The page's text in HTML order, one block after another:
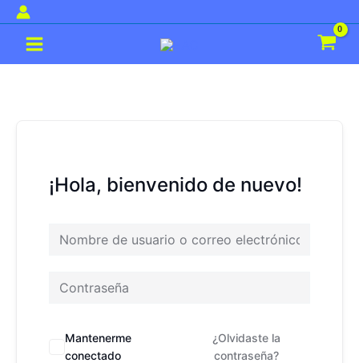
al
contenido
Main
¡Hola, bienvenido de nuevo!
Mantenerme
conectado
¿Olvidaste la
contraseña?